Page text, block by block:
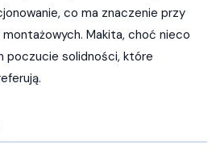
co ma znaczenie przy
Makita, choć nieco
poczucie solidności, które